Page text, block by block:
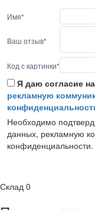
Имя*
Ваш отзыв*
Код с картинки*
Я даю согласие на
рекламную
Необходимо
данных, рекламную
конфиденциальности.
Склад 0